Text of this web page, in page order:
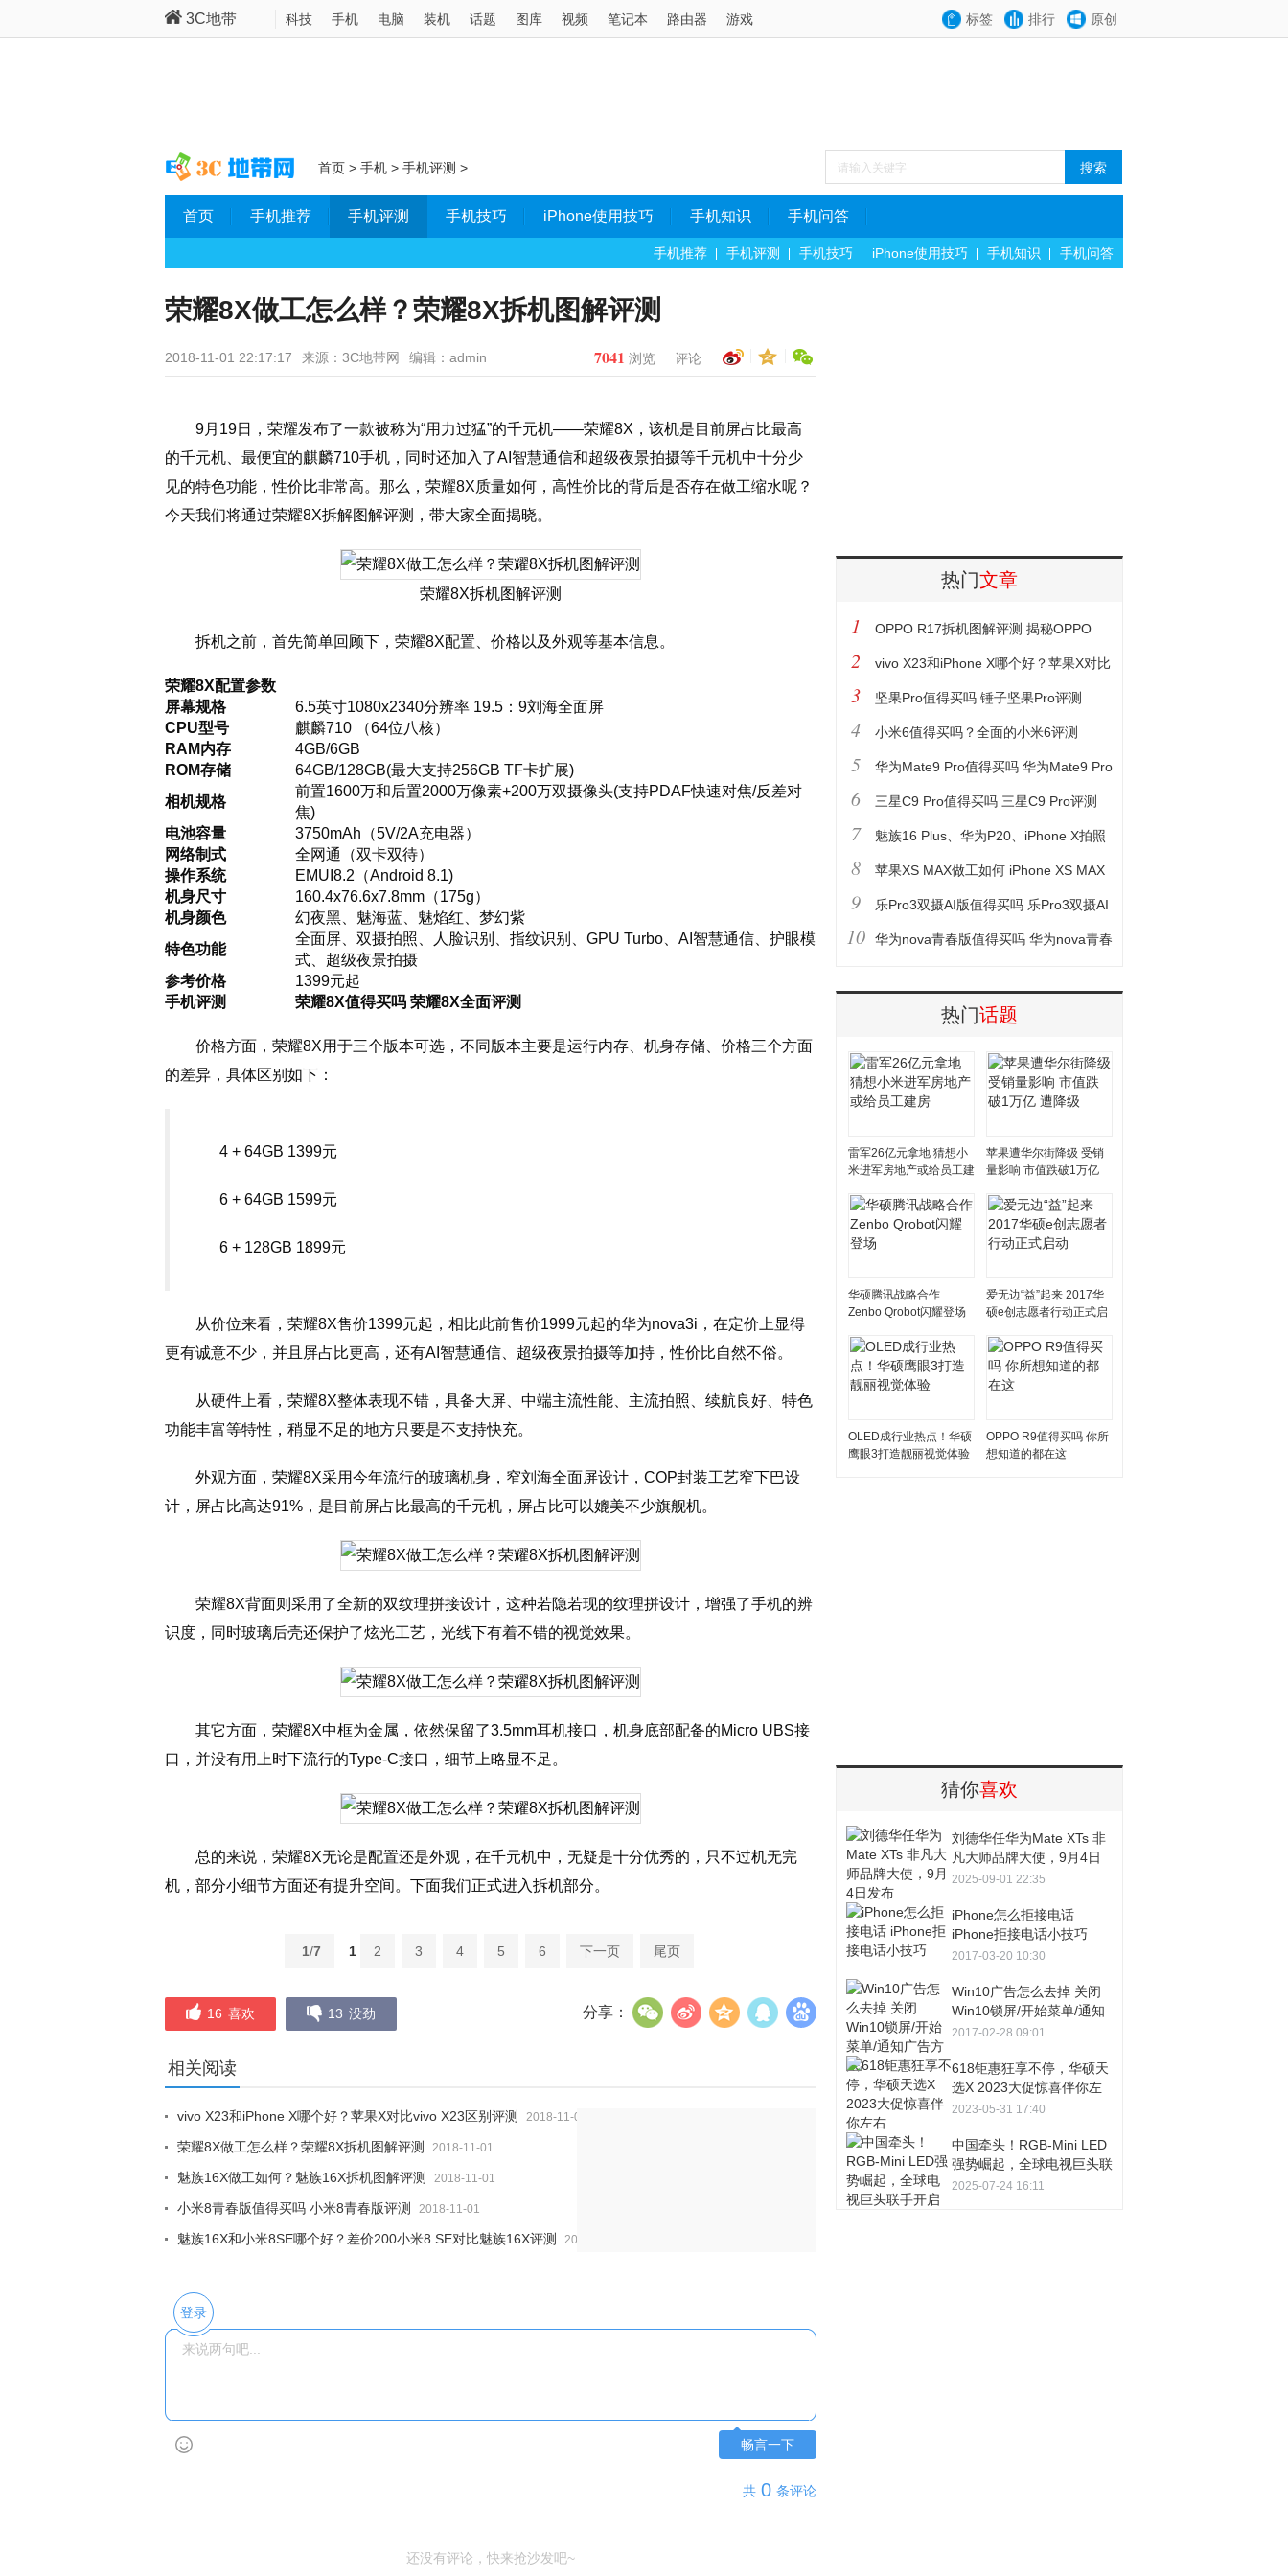
3C地带 科技 手机 电脑 装机 话题 图库 视频 笔记本 路由器 游戏 标签 排行 原创
首页 > 手机 > 手机评测 >
首页 手机推荐 手机评测 手机技巧 iPhone使用技巧 手机知识 手机问答
手机推荐 手机评测 手机技巧 iPhone使用技巧 手机知识 手机问答
荣耀8X做工怎么样？荣耀8X拆机图解评测
2018-11-01 22:17:17 来源：3C地带网 编辑：admin 7041 浏览 评论
9月19日，荣耀发布了一款被称为“用力过猛”的千元机——荣耀8X，该机是目前屏占比最高
的千元机、最便宜的麒麟710手机，同时还加入了AI智慧通信和超级夜景拍摄等千元机中十分少
见的特色功能，性价比非常高。那么，荣耀8X质量如何，高性价比的背后是否存在做工缩水呢？
今天我们将通过荣耀8X拆解图解评测，带大家全面揭晓。
荣耀8X拆机图解评测
拆机之前，首先简单回顾下，荣耀8X配置、价格以及外观等基本信息。
荣耀8X配置参数
屏幕规格
6.5英寸1080x2340分辨率 19.5：9刘海全面屏
CPU型号
麒麟710 （64位八核）
RAM内存
4GB/6GB
ROM存储
64GB/128GB(最大支持256GB TF卡扩展)
相机规格
前置1600万和后置2000万像素+200万双摄像头(支持PDAF快速对焦/反差对
焦)
电池容量
3750mAh（5V/2A充电器）
网络制式
全网通（双卡双待）
操作系统
EMUI8.2（Android 8.1)
机身尺寸
160.4x76.6x7.8mm（175g）
机身颜色
幻夜黑、魅海蓝、魅焰红、梦幻紫
特色功能
全面屏、双摄拍照、人脸识别、指纹识别、GPU Turbo、AI智慧通信、护眼模
式、超级夜景拍摄
参考价格
1399元起
手机评测
荣耀8X值得买吗 荣耀8X全面评测
价格方面，荣耀8X用于三个版本可选，不同版本主要是运行内存、机身存储、价格三个方面
的差异，具体区别如下：
4 + 64GB 1399元
6 + 64GB 1599元
6 + 128GB 1899元
从价位来看，荣耀8X售价1399元起，相比此前售价1999元起的华为nova3i，在定价上显得
更有诚意不少，并且屏占比更高，还有AI智慧通信、超级夜景拍摄等加持，性价比自然不俗。
从硬件上看，荣耀8X整体表现不错，具备大屏、中端主流性能、主流拍照、续航良好、特色
功能丰富等特性，稍显不足的地方只要是不支持快充。
外观方面，荣耀8X采用今年流行的玻璃机身，窄刘海全面屏设计，COP封装工艺窄下巴设
计，屏占比高达91%，是目前屏占比最高的千元机，屏占比可以媲美不少旗舰机。
荣耀8X背面则采用了全新的双纹理拼接设计，这种若隐若现的纹理拼设计，增强了手机的辨
识度，同时玻璃后壳还保护了炫光工艺，光线下有着不错的视觉效果。
其它方面，荣耀8X中框为金属，依然保留了3.5mm耳机接口，机身底部配备的Micro UBS接
口，并没有用上时下流行的Type-C接口，细节上略显不足。
总的来说，荣耀8X无论是配置还是外观，在千元机中，无疑是十分优秀的，只不过机无完
机，部分小细节方面还有提升空间。下面我们正式进入拆机部分。
1/7 1 2 3 4 5 6 下一页 尾页
分享：
16 喜欢 13 没劲
相关阅读
vivo X23和iPhone X哪个好？苹果X对比vivo X23区别评测 2018-11-01
荣耀8X做工怎么样？荣耀8X拆机图解评测 2018-11-01
魅族16X做工如何？魅族16X拆机图解评测 2018-11-01
小米8青春版值得买吗 小米8青春版评测 2018-11-01
魅族16X和小米8SE哪个好？差价200小米8 SE对比魅族16X评测 2018-11-01
登录
畅言一下
共 0 条评论
还没有评论，快来抢沙发吧~
热门文章
1 OPPO R17拆机图解评测 揭秘OPPO
R17做工如何
2 vivo X23和iPhone X哪个好？苹果X对比
vivo X23区别评测
3 坚果Pro值得买吗 锤子坚果Pro评测
4 小米6值得买吗？全面的小米6评测
5 华为Mate9 Pro值得买吗 华为Mate9 Pro
深度评测
6 三星C9 Pro值得买吗 三星C9 Pro评测
7 魅族16 Plus、华为P20、iPhone X拍照
对比评测 巅峰旗舰对决
8 苹果XS MAX做工如何 iPhone XS MAX
拆机图解评测
9 乐Pro3双摄AI版值得买吗 乐Pro3双摄AI
版评测
10 华为nova青春版值得买吗 华为nova青春
热门话题
雷军26亿元拿地 猜想小
米进军房地产或给员工建
苹果遭华尔街降级 受销
量影响 市值跌破1万亿
华硕腾讯战略合作
Zenbo Qrobot闪耀登场
爱无边“益”起来 2017华
硕e创志愿者行动正式启
OLED成行业热点！华硕
鹰眼3打造靓丽视觉体验
OPPO R9值得买吗 你所
想知道的都在这
猜你喜欢
刘德华任华为Mate XTs 非
凡大师品牌大使，9月4日
发布
2025-09-01 22:35
iPhone怎么拒接电话
iPhone拒接电话小技巧
2017-03-20 10:30
Win10广告怎么去掉 关闭
Win10锁屏/开始菜单/通知
广告方法
2017-02-28 09:01
618钜惠狂享不停，华硕天
选X 2023大促惊喜伴你左
右
2023-05-31 17:40
中国牵头！RGB-Mini LED
强势崛起，全球电视巨头联
手开启多基色显示时代
2025-07-24 16:11